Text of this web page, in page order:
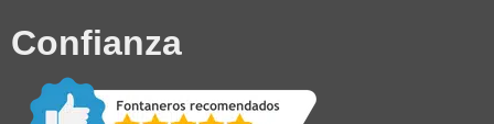
Confianza